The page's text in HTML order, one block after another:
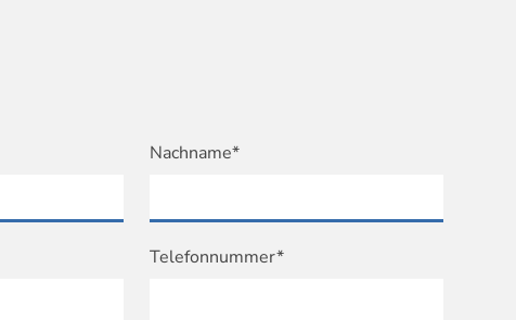
Nachname*
Telefonnummer*